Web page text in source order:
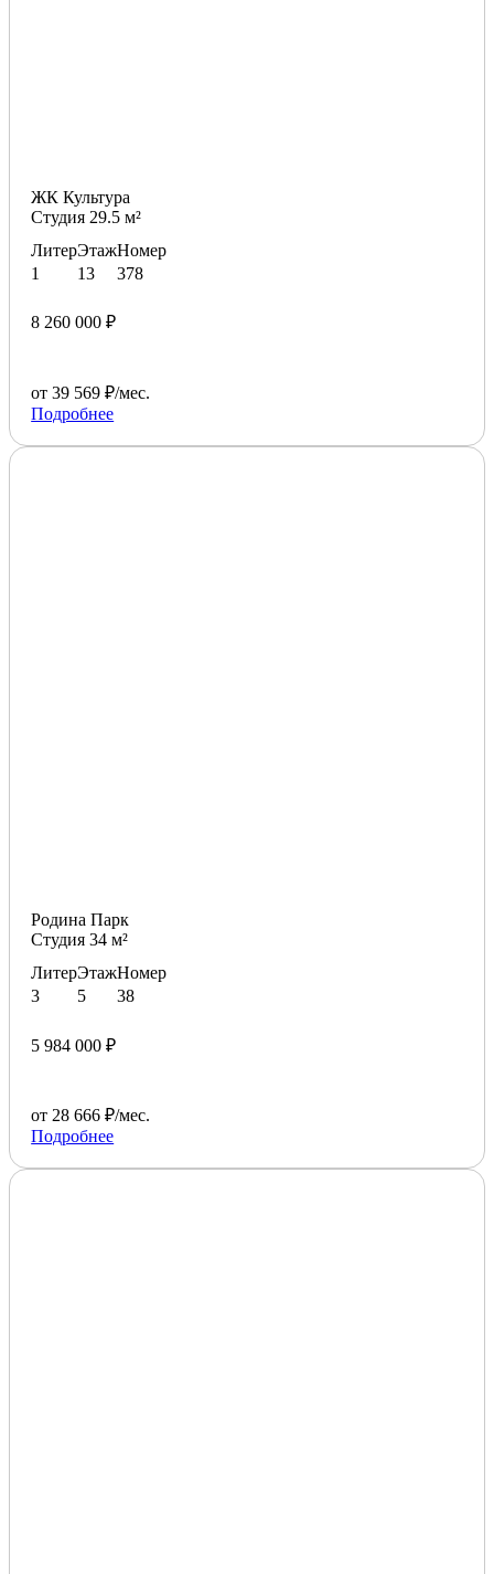
ЖК Культура
Студия 29.5 м²
Литер
1
Этаж
13
Номер
378
8 260 000 ₽
от 39 569 ₽/мес.
Подробнее
Родина Парк
Студия 34 м²
Литер
3
Этаж
5
Номер
38
5 984 000 ₽
от 28 666 ₽/мес.
Подробнее